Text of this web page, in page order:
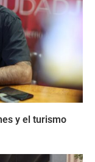
y el turismo